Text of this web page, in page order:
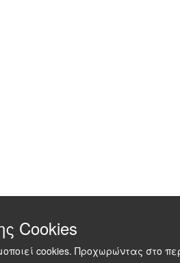
Cookies
cookies. Προχωρώντας στο